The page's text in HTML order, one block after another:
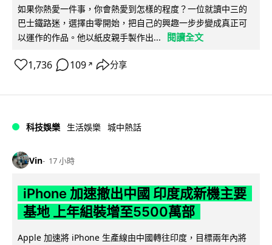
如果你熱愛一件事，你會熱愛到怎樣的程度？一位就讀中三的
巴士鐵路迷，選擇由零開始，把自己的興趣一步步變成真正可
以運作的作品。他以紙皮親手製作出...
閱讀全文
1,736 109 ↗ 分享
科技娛樂 生活娛樂 城中熱話
Vin 17 小時
iPhone 加速撤出中國 印度成新機主要
基地 上年組裝增至5500萬部
Apple 加速將 iPhone 生產線由中國轉往印度，目標兩年內將